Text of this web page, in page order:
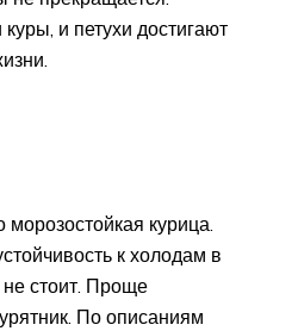
и петухи достигают
курица.
к холодам в
стоит. Проще
По описаниям